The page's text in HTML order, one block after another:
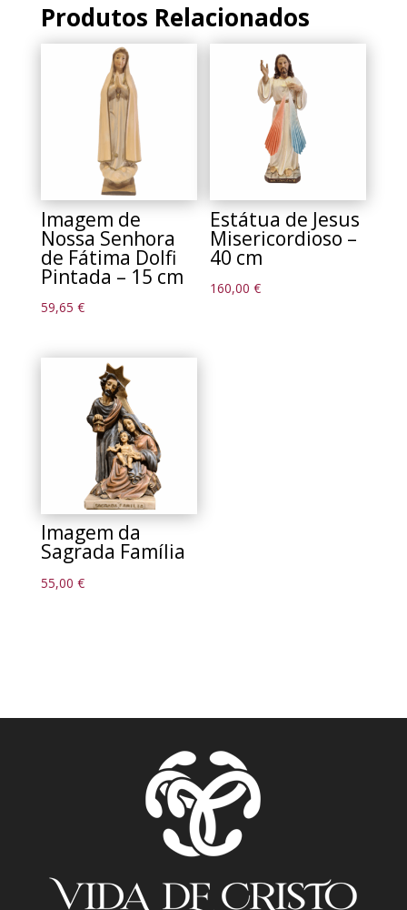
Produtos Relacionados
Imagem de
Nossa Senhora
de Fátima Dolfi
Pintada – 15 cm
59,65 €
Estátua de Jesus
Misericordioso –
40 cm
160,00€
Imagem da
Sagrada Família
55,00 €